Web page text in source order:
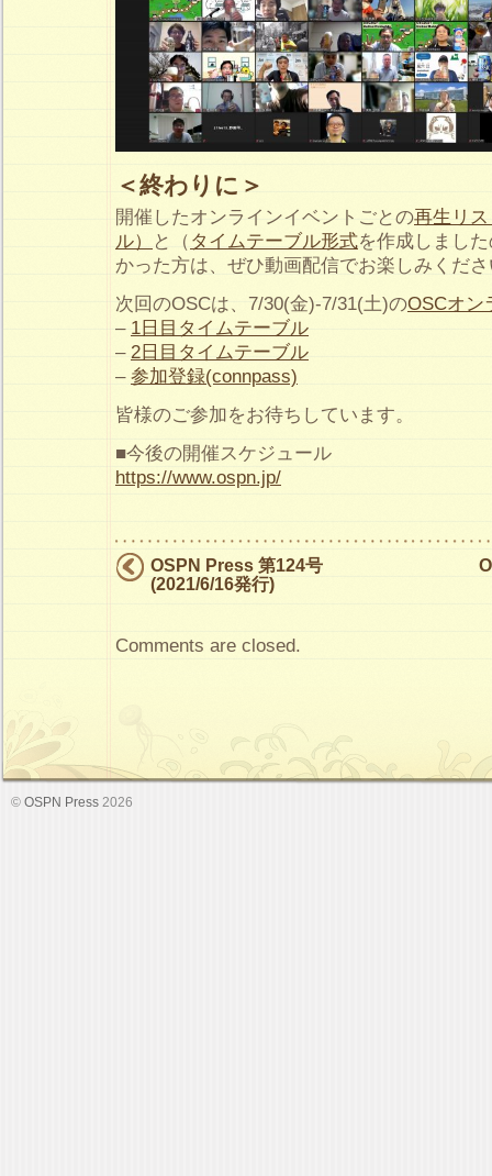
＜終わりに＞
開催したオンラインイベントごとの再生リ
ル）
と（ タイムテーブル形式を作成しまし
かった方は、ぜひ動画配信でお楽しみくだ
次回のOSCは、7/30(金)-7/31(土)のOSCオン
– 1日目タイムテーブル
– 2日目タイムテーブル
– 参加登録(connpass)
皆様のご参加をお待ちしています。
■今後の開催スケジュール
https://www.ospn.jp/
OSPN Press 第124号
(2021/6/16発行)
Comments are closed.
© OSPN Press 2026